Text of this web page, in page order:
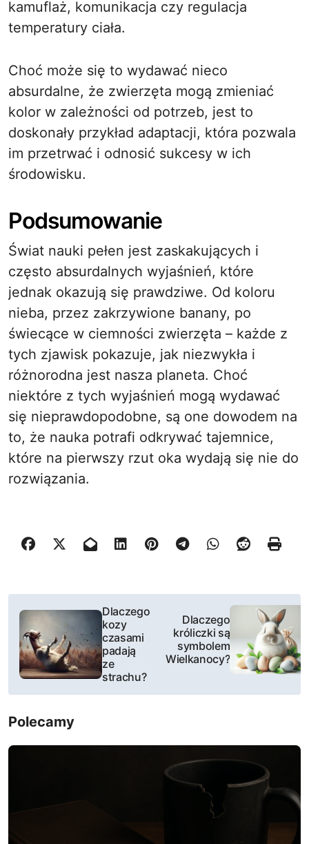
kamuflaż, komunikacja czy regulacja
temperatury ciała.
Choć może się to wydawać nieco
absurdalne, że zwierzęta mogą zmieniać
kolor w zależności od potrzeb, jest to
doskonały przykład adaptacji, która pozwala
im przetrwać i odnosić sukcesy w ich
środowisku.
Podsumowanie
Świat nauki pełen jest zaskakujących i
często absurdalnych wyjaśnień, które
jednak okazują się prawdziwe. Od koloru
nieba, przez zakrzywione banany, po
świecące w ciemności zwierzęta – każde z
tych zjawisk pokazuje, jak niezwykła i
różnorodna jest nasza planeta. Choć
niektóre z tych wyjaśnień mogą wydawać
się nieprawdopodobne, są one dowodem na
to, że nauka potrafi odkrywać tajemnice,
które na pierwszy rzut oka wydają się nie do
rozwiązania.
N
w
i
g
a
Dlaczego
kozy
czasami
padają
ze
strachu?
Dlaczego
króliczki są
symbolem
Wielkanocy?
Polecamy